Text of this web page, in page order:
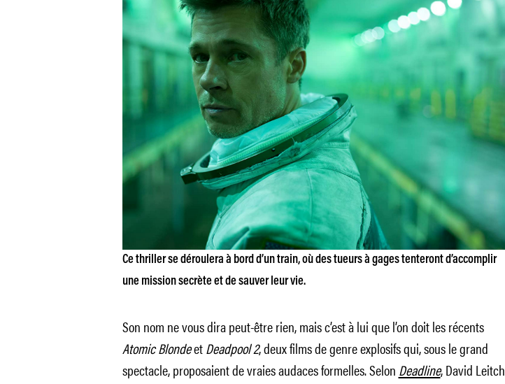
Ce thriller se déroulera à bord d’un train, où des tueurs à gages tenteront d’accomplir
une mission secrète et de sauver leur vie.
Son nom ne vous dira peut-être rien, mais c’est à lui que l’on doit les récents
Atomic BlondeetDeadpool 2, deux films de genre explosifs qui, sous le grand
spectacle, proposaient de vraies audaces formelles. Selon Deadline, David Leitch